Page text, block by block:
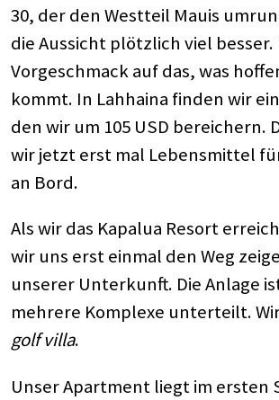
30, der den Westteil Mauis
die Aussicht plötzlich viel besser.
Vorgeschmack auf das, was
kommt. In Lahhaina finden wir
den wir um 105 USD bereichern.
wir jetzt erst mal Lebensmittel
an Bord.
Als wir das Kapalua Resort
wir uns erst einmal den Weg
unserer Unterkunft. Die Anlage
mehrere Komplexe unterteilt.
golf villa.
Unser Apartment liegt im ersten